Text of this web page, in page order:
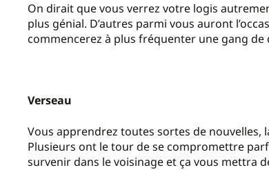
On dirait que vous verrez votre logis
plus génial. D’autres parmi vous auront
commencerez à plus fréquenter une gang de
Verseau
Vous apprendrez toutes sortes de
Plusieurs ont le tour de se compromettre
survenir dans le voisinage et ça vous mettra